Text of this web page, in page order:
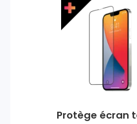
Protège écran